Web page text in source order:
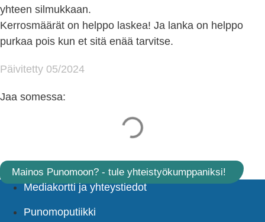
yhteen silmukkaan.
Kerrosmäärät on helppo laskea! Ja lanka on helppo
purkaa pois kun et sitä enää tarvitse.
Päivitetty 05/2024
Jaa somessa:
Mainos Punomoon? - tule yhteistyökumppaniksi!
Mediakortti ja yhteystiedot
Punomoputiikki